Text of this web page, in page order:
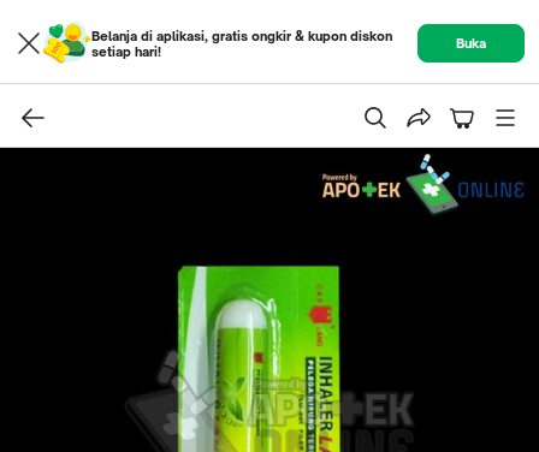
Belanja di aplikasi, gratis ongkir & kupon diskon
setiap hari!
Buka